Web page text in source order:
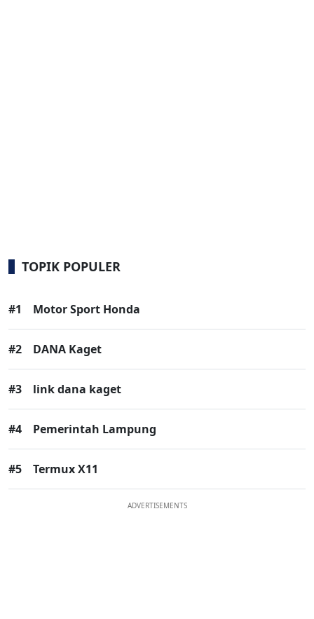
TOPIK POPULER
#1 Motor Sport Honda
#2 DANA Kaget
#3 link dana kaget
#4 Pemerintah Lampung
#5 Termux X11
ADVERTISEMENTS